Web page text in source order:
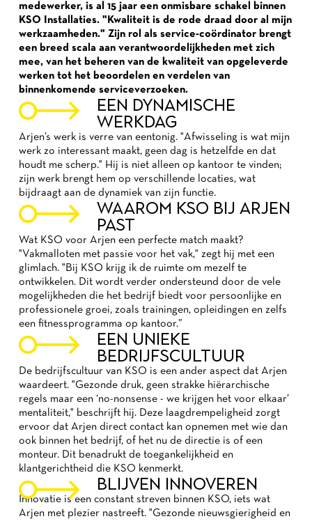
medewerker, is al 15 jaar een onmisbare schakel binnen
KSO Installaties. "Kwaliteit is de rode draad door al mijn
werkzaamheden." Zijn rol als service-coördinator brengt
een breed scala aan verantwoordelijkheden met zich
mee, van het beheren van de kwaliteit van opgeleverde
werken tot het beoordelen en verdelen van
binnenkomende serviceverzoeken.
EEN DYNAMISCHE
WERKDAG
Arjen’s werk is verre van eentonig. "Afwisseling is wat mijn
werk zo interessant maakt, geen dag is hetzelfde en dat
houdt me scherp." Hij is niet alleen op kantoor te vinden;
zijn werk brengt hem op verschillende locaties, wat
bijdraagt aan de dynamiek van zijn functie.
WAAROM KSO BIJ ARJEN
PAST
Wat KSO voor Arjen een perfecte match maakt?
"Vakmalloten met passie voor het vak," zegt hij met een
glimlach. "Bij KSO krijg ik de ruimte om mezelf te
ontwikkelen. Dit wordt verder ondersteund door de vele
mogelijkheden die het bedrijf biedt voor persoonlijke en
professionele groei, zoals trainingen, opleidingen en zelfs
een fitnessprogramma op kantoor.”
EEN UNIEKE
BEDRIJFSCULTUUR
De bedrijfscultuur van KSO is een ander aspect dat Arjen
waardeert. "Gezonde druk, geen strakke hiërarchische
regels maar een ‘no-nonsense - we krijgen het voor elkaar’
mentaliteit," beschrijft hij. Deze laagdrempeligheid zorgt
ervoor dat Arjen direct contact kan opnemen met wie dan
ook binnen het bedrijf, of het nu de directie is of een
monteur. Dit benadrukt de toegankelijkheid en
klantgerichtheid die KSO kenmerkt.
BLIJVEN INNOVEREN
Innovatie is een constant streven binnen KSO, iets wat
Arjen met plezier nastreeft. "Gezonde nieuwsgierigheid en